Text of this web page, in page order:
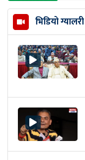
भिडियो ग्यालरी